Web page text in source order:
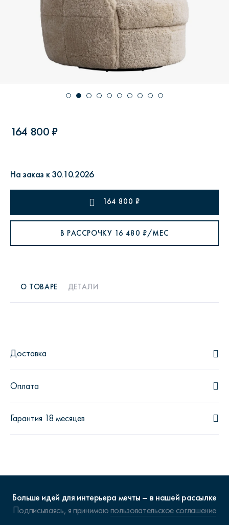
164 800 ₽
На заказ к 30.10.2026
164 800 ₽
В РАССРОЧКУ 16 480 ₽/МЕС
О ТОВАРЕ ДЕТАЛИ
Доставка
Оплата
Гарантия 18 месяцев
Больше идей для интерьера мечты – в нашей рассылке
Подписываясь, я принимаюпользовательское соглашение